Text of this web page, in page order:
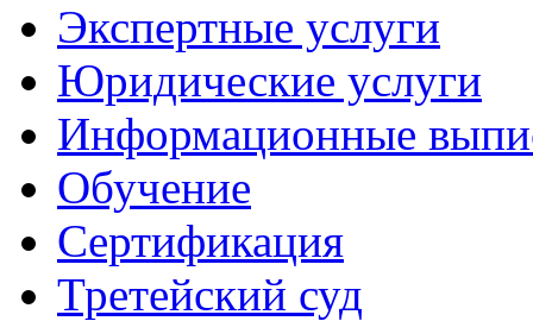
Экспертные услуги
Юридические услуги
Информационные
Обучение
Сертификация
Третейский суд